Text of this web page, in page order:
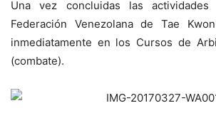
Una vez concluidas las
Federación Venezolana de Tae
inmediatamente en los Cursos de
(combate).